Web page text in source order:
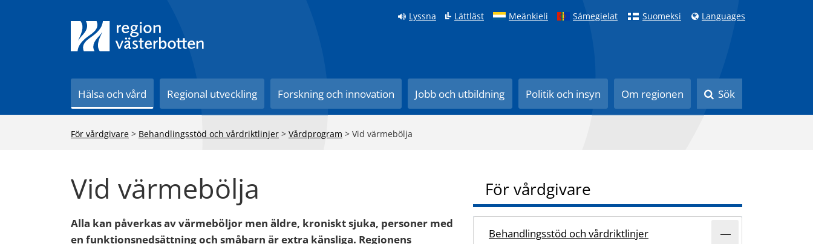
Lyssna Lättläst Meänkieli Sámegielat Suomeksi Languages
Hälsa och vård Regional utveckling Forskning och innovation Jobb och utbildning Politik och insyn Om regionen Sök
För vårdgivare > Behandlingsstöd och vårdriktlinjer > Vårdprogram > Vid värmebölja
Vid värmebölja
Alla kan påverkas av värmeböljor men äldre, kroniskt sjuka, personer med
en funktionsnedsättning och småbarn är extra känsliga. Regionens
För vårdgivare
Behandlingsstöd och vårdriktlinjer